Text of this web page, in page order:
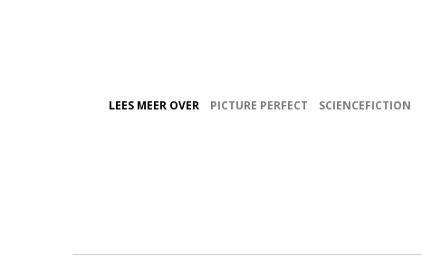
LEES MEER OVER PICTURE PERFECT SCIENCEFICTION